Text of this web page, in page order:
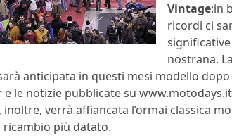
Vintage:in
ricordi ci
nostrana.
anticipata in questi mesi modello
e le notizie pubblicate su
inoltre, verrà affiancata l’ormai classica
ricambio più datato.